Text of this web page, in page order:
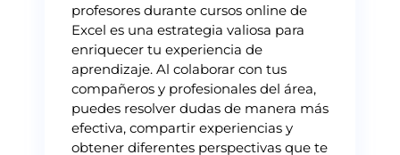
profesores durante cursos online de
Excel es una estrategia valiosa para
enriquecer tu experiencia de
aprendizaje. Al colaborar con tus
compañeros y profesionales del área,
puedes resolver dudas de manera más
efectiva, compartir experiencias y
obtener diferentes perspectivas que te